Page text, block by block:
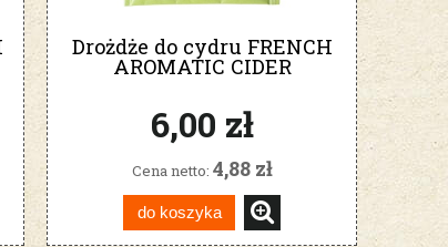
Drożdże do cydru FRENCH
AROMATIC CIDER
6,00 zł
Cena netto: 4,88 zł
do koszyka